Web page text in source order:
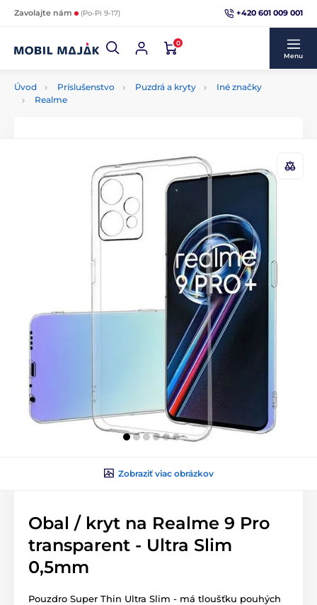
Zavolajte nám (Po-Pi 9-17) +420 601 009 001
0
Menu
Úvod Príslušenstvo Puzdrá a kryty
Iné značky
Realme
Zobraziť viac obrázkov
Obal / kryt na Realme 9 Pro
transparent - Ultra Slim
0,5mm
Pouzdro Super Thin Ultra Slim - má tloušťku pouhých